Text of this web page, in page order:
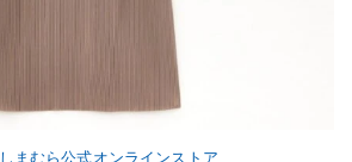
しまむら公式オンラインストア